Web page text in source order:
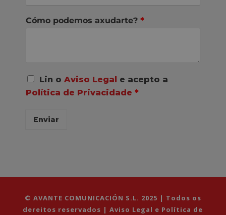
Cómo podemos axudarte? *
A
c
o
*
Lin o Aviso Legal
e acepto a
Política de Privacidade *
Enviar
© AVANTE COMUNICACIÓN S.L. 2025 | Todos os
dereitos reservados |Aviso Legal e Política de